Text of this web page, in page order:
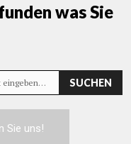
was Sie
eingeben… SUCHEN
Sie uns!